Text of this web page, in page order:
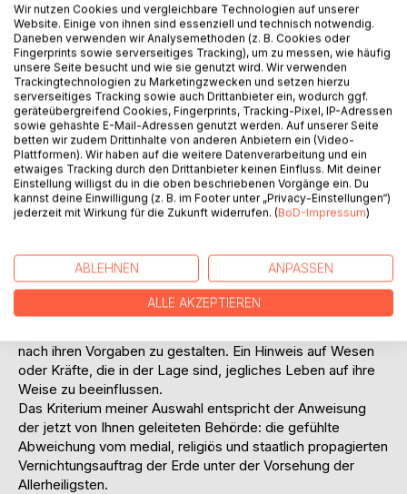
BESCHREIBUNG
Bericht an eine nicht zuständige Behörde.
Ich hoffe Sie nehmen es mir nicht übel, dass ich Ihnen
weiterhin aus meinen zahlreichen nicht allgemein
zugänglichen Quellen die Ergebnisse nicht genehmer und
nicht genehmigter Forschungsvorhaben und sonstiger
Projekte zukommen lasse.
Nach klassischen Kriterien handelt es sich um eine
Selbstbezüglichkeit, die allen biologischen Organismen zu
eigen ist und vererbt wird. Der Mensch hat die
Selbstbezüglichkeit durch die Selbstverleugnung ersetzt.
Die Maschine hat die Kontrolle über ihn übernommen und
nach ihren Vorgaben zu gestalten. Ein Hinweis auf Wesen
oder Kräfte, die in der Lage sind, jegliches Leben auf ihre
Weise zu beeinflussen.
Das Kriterium meiner Auswahl entspricht der Anweisung
der jetzt von Ihnen geleiteten Behörde: die gefühlte
Abweichung vom medial, religiös und staatlich propagierten
Vernichtungsauftrag der Erde unter der Vorsehung der
Allerheiligsten.
Wir nutzen Cookies und vergleichbare Technologien auf unserer
Website. Einige von ihnen sind essenziell und technisch notwendig.
Daneben verwenden wir Analysemethoden (z. B. Cookies oder
Fingerprints sowie serverseitiges Tracking), um zu messen, wie häufig
unsere Seite besucht und wie sie genutzt wird. Wir verwenden
Trackingtechnologien zu Marketingzwecken und setzen hierzu
serverseitiges Tracking sowie auch Drittanbieter ein, wodurch ggf.
geräteübergreifend Cookies, Fingerprints, Tracking-Pixel, IP-Adressen
sowie gehashte E-Mail-Adressen genutzt werden. Auf unserer Seite
betten wir zudem Drittinhalte von anderen Anbietern ein (Video-
Plattformen). Wir haben auf die weitere Datenverarbeitung und ein
etwaiges Tracking durch den Drittanbieter keinen Einfluss. Mit deiner
Einstellung willigst du in die oben beschriebenen Vorgänge ein. Du
kannst deine Einwilligung (z. B. im Footer unter „Privacy-Einstellungen“)
jederzeit mit Wirkung für die Zukunft widerrufen. (BoD-Impressum)
ABLEHNEN ANPASSEN
ALLE AKZEPTIEREN